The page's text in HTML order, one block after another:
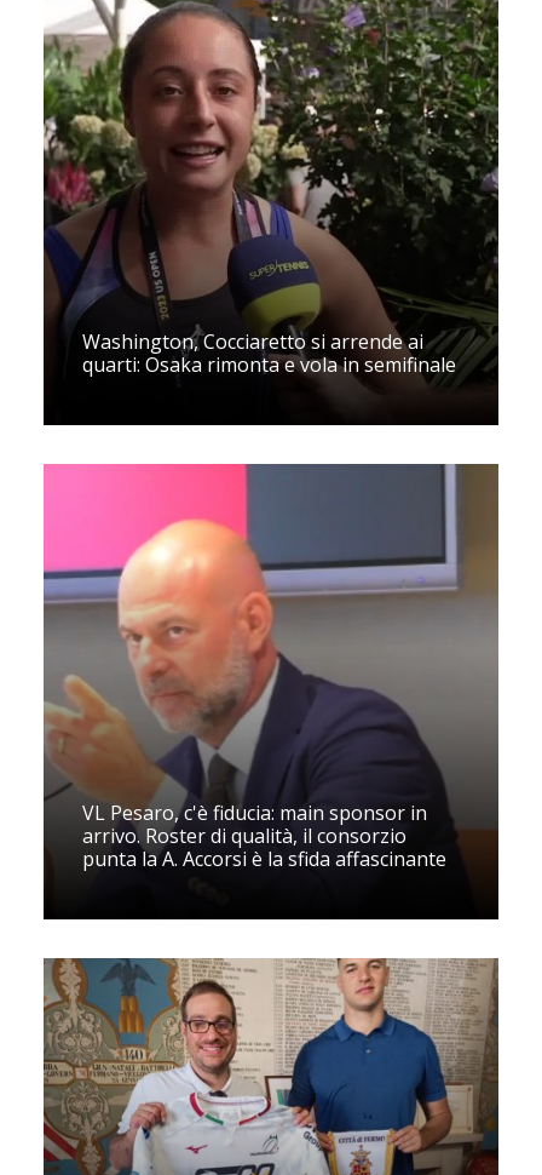
Washington, Cocciaretto si arrende ai
quarti: Osaka rimonta e vola in semifinale
VL Pesaro, c'è fiducia: main sponsor in
arrivo. Roster di qualità, il consorzio
punta la A. Accorsi è la sfida affascinante